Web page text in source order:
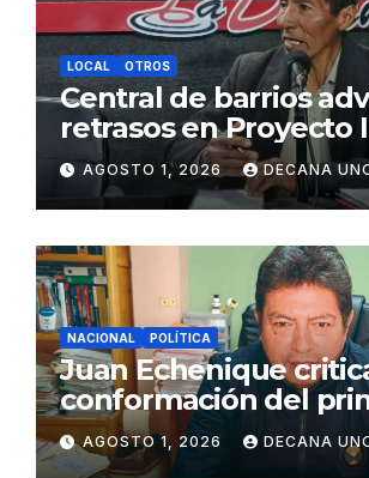
LOCAL OTROS
Central de barrios
retrasos en Proyecto
de Agua y
Juliaca
AGOSTO 1, 2026 DECANA
NACIONAL POLÍTICA
Juan Echenique
conformación del
gabinete ministerial
Fujimori
AGOSTO 1, 2026 DECANA